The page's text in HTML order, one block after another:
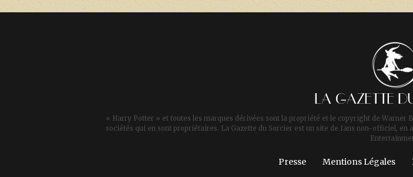
LA GAZETTE
« Harry Potter » et toutes les marques dérivées sont la propriété et le copyright de Warner
sociétés qui en sont propriétaires. La Gazette du Sorcier est un site de fans non-officiel,
Presse Mentions Légales